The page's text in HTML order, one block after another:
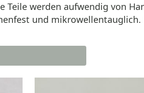
Teile werden aufwendig von
und